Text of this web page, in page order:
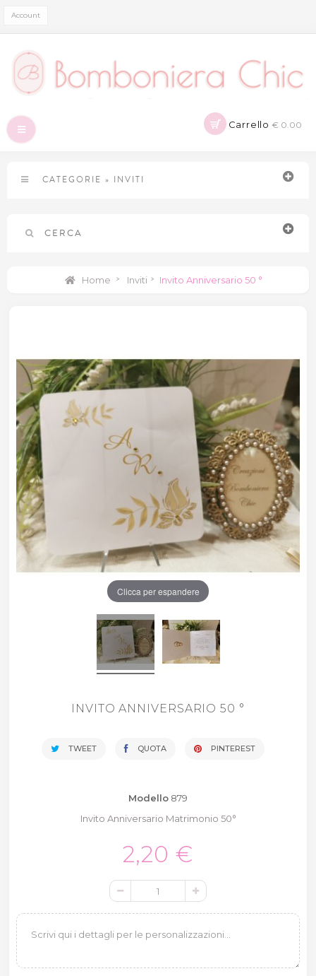
Account
Carrello € 0.00
Navigazione
Toggle
CATEGORIE » INVITI
CERCA
Home > Inviti > Invito Anniversario 50 °
Clicca per espandere
INVITO ANNIVERSARIO 50 °
TWEET QUOTA PINTEREST
Modello 879
Invito Anniversario Matrimonio 50°
2,20 €